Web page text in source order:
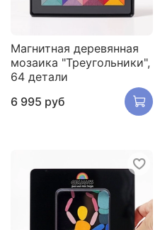
Магнитная деревянная
мозаика "Треугольники",
64 детали
6 995 руб